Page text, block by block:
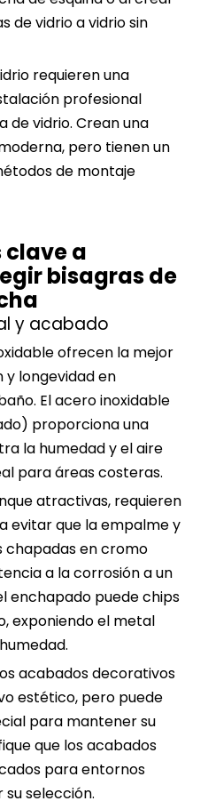
de vidrio a vidrio sin
requieren una
profesional
de vidrio. Crean una
pero tienen un
de montaje
a
bisagras de
y acabado
ofrecen la mejor
y longevidad en
El acero inoxidable
proporciona una
la humedad y el aire
para áreas costeras.
atractivas, requieren
evitar que la empalme y
chapadas en cromo
a la corrosión a un
enchapado puede chips
exponiendo el metal
acabados decorativos
estético, pero puede
para mantener su
que los acabados
para entornos
selección.